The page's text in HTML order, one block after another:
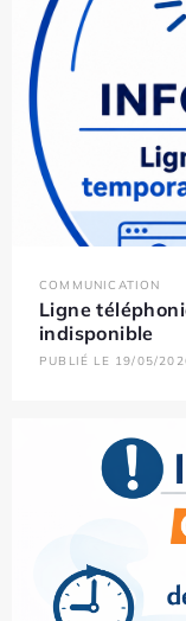
COMMUNICATION
Ligne
indisponible
PUBLIÉ LE 19/05/